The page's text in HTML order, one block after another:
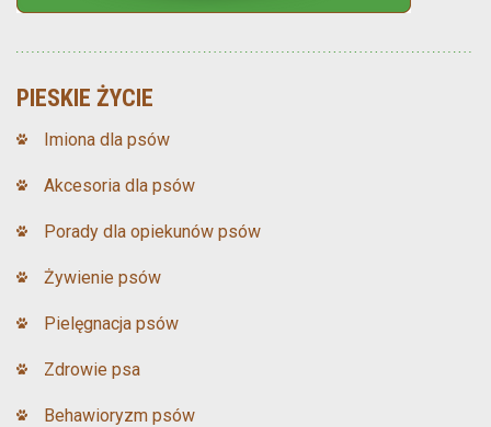
PIESKIE ŻYCIE
Imiona dla psów
Akcesoria dla psów
Porady dla opiekunów psów
Żywienie psów
Pielęgnacja psów
Zdrowie psa
Behawioryzm psów